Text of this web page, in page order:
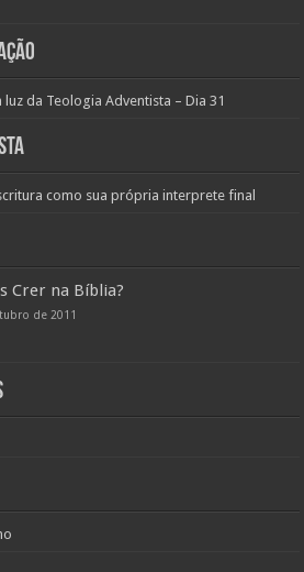
da Teologia Adventista – Dia 31
como sua própria interprete final
Crer na Bíblia?
de 2011